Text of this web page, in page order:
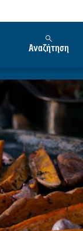
Αναζήτηση